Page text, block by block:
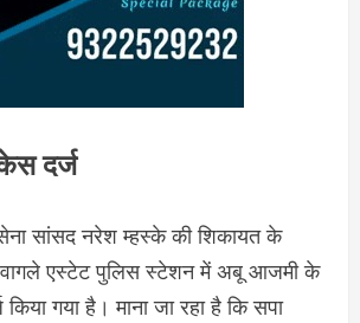
दर्ज
सांसद नरेश म्हस्के की शिकायत के
एस्टेट पुलिस स्टेशन में अबू आजमी के
गया है। माना जा रहा है कि सपा